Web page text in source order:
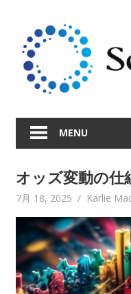
content
MENU
オッズ変動の仕
7月 18, 2025 Karlie